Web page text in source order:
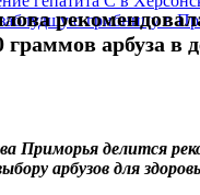
грибницу в
граммов арбуза в
Приморья делится
арбузов для